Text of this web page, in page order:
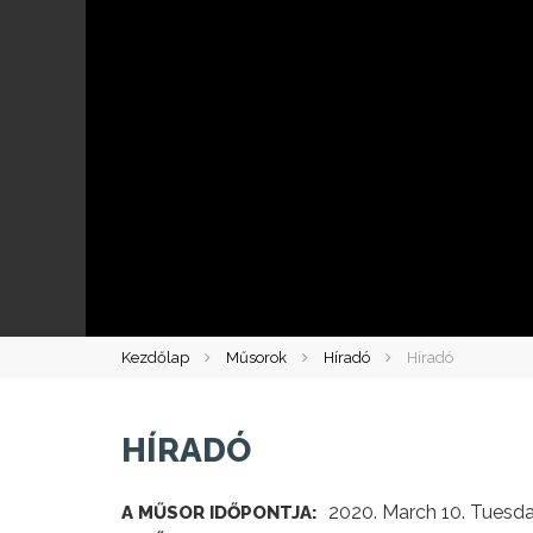
Kezdőlap Műsorok Híradó Híradó
HÍRADÓ
A MŰSOR IDŐPONTJA: 2020. March 10.